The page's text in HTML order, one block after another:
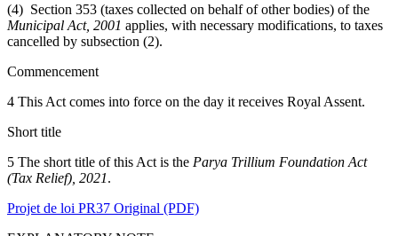
(4) Section 353 (taxes collected on behalf of other bodies) of the
Municipal Act, 2001 applies, with necessary modifications, to taxes
cancelled by subsection (2).
Commencement
4 This Act comes into force on the day it receives Royal Assent.
Short title
5 The short title of this Act is the Parya Trillium Foundation Act
(Tax Relief), 2021.
Projet de loi PR37 Original (PDF)